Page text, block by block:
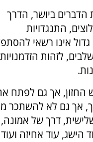
הדברים ביושר, הדרך
התנגדויות
אינו רשאי
לזהות
החזון, אך גם לפתח
גם לא להשתכר
דרך של
עוד אחיזה ועוד